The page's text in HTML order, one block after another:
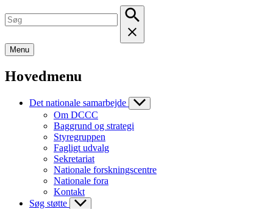
Menu
Hovedmenu
Det nationale samarbejde
Om DCCC
Baggrund og strategi
Styregruppen
Fagligt udvalg
Sekretariat
Nationale forskningscentre
Nationale fora
Kontakt
Søg støtte